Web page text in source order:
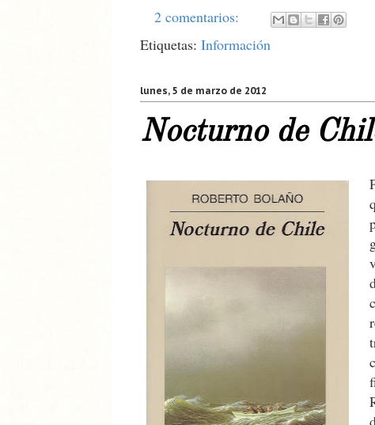
2 comentarios:
Etiquetas: Información
lunes, 5 de marzo de 2012
Nocturno de